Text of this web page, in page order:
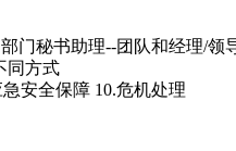
门秘书助理--团队和经理/
同方式
安全保障 10.危机处理